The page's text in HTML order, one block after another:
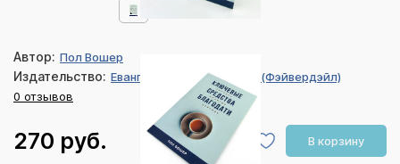
Автор: Пол Вошер
Издательство: Евангелие и Реформация (Фэйвердэйл)
0 отзывов
270 руб. В корзину